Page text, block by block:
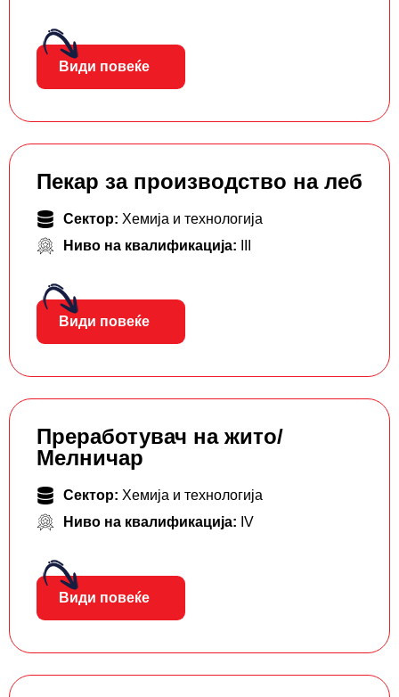
Види повеќе
Пекар за производство на леб
Сектор: Хемија и технологија
Ниво на квалификација:
Види повеќе
Преработувач на жито/
Мелничар
Сектор: Хемија и технологија
Ниво на квалификација: IV
Види повеќе